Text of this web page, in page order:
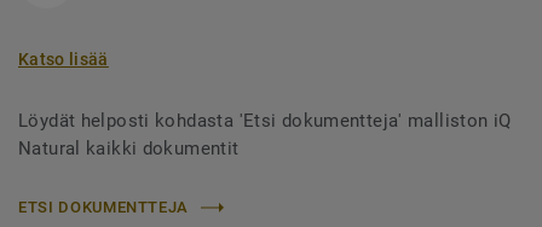
Katso lisää
Löydät helposti kohdasta 'Etsi dokumentteja' malliston iQ
Natural kaikki dokumentit
ETSI DOKUMENTTEJA